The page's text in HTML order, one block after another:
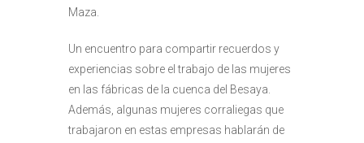
Maza.
Un encuentro para compartir recuerdos y
experiencias sobre el trabajo de las mujeres
en las fábricas de la cuenca del Besaya.
Además, algunas mujeres corraliegas que
trabajaron en estas empresas hablarán de